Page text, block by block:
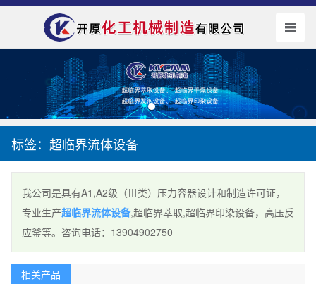
标签：超临界流体设备
我公司是具有A1,A2级（Ⅲ类）压力容器设计和制造许可证，
专业生产超临界流体设备,超临界萃取,超临界印染设备，高压反
应釜等。咨询电话：13904902750
相关产品